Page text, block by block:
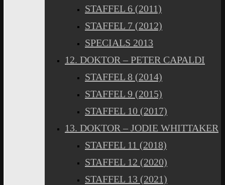
STAFFEL 6 (2011)
STAFFEL 7 (2012)
SPECIALS 2013
12. DOKTOR – PETER CAPALDI
STAFFEL 8 (2014)
STAFFEL 9 (2015)
STAFFEL 10 (2017)
13. DOKTOR – JODIE WHITTAKER
STAFFEL 11 (2018)
STAFFEL 12 (2020)
STAFFEL 13 (2021)